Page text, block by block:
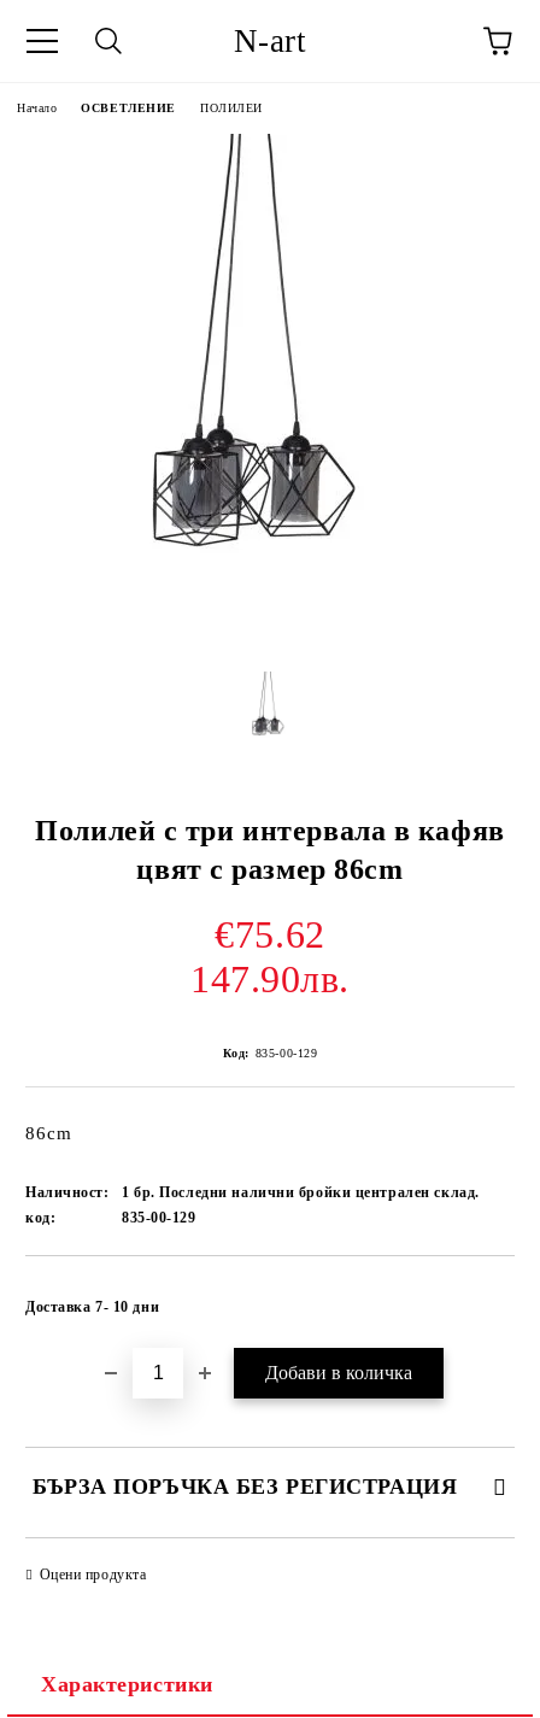
N-art
Начало ОСВЕТЛЕНИЕ ПОЛИЛЕИ
Полилей с три интервала в кафяв
цвят с размер 86cm
€75.62
147.90лв.
Код: 835-00-129
86cm
Наличност:
1 бр. Последни налични бройки централен склад.
код:
835-00-129
Доставка 7- 10 дни
БЪРЗА ПОРЪЧКА БЕЗ РЕГИСТРАЦИЯ
Оцени продукта
Характеристики